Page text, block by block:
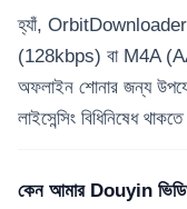
হ্যাঁ,
(128kbps) বা M4A
অফলাইন শোনার জন্য
লাইসেন্সিং বিধিনিষেধ
কেন আমার Douyin